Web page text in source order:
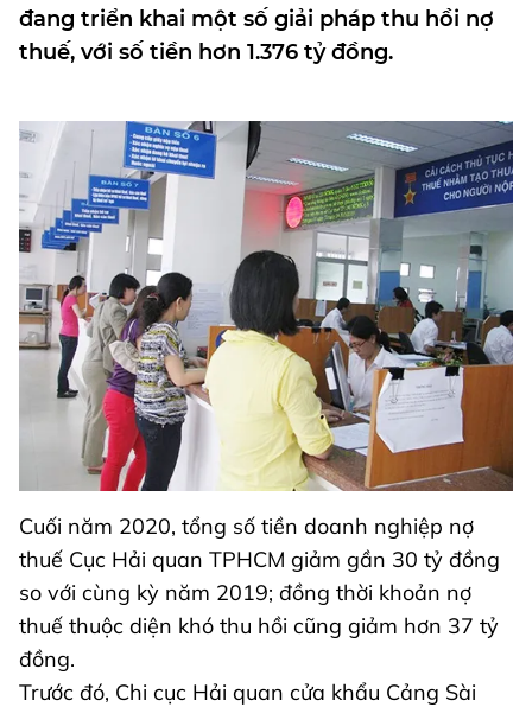
đang triển khai một số giải pháp thu hồi nợ
thuế, với số tiền hơn 1.376 tỷ đồng.
Cuối năm 2020, tổng số tiền doanh nghiệp nợ
thuế Cục Hải quan TPHCM giảm gần 30 tỷ đồng
so với cùng kỳ năm 2019; đồng thời khoản nợ
thuế thuộc diện khó thu hồi cũng giảm hơn 37 tỷ
đồng.
Trước đó, Chi cục Hải quan cửa khẩu Cảng Sài